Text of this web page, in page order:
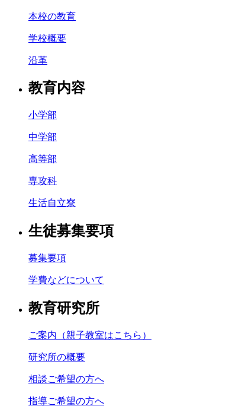
本校の教育
学校概要
沿革
教育内容
小学部
中学部
高等部
専攻科
生活自立寮
生徒募集要項
募集要項
学費などについて
教育研究所
ご案内（親子教室はこちら）
研究所の概要
相談ご希望の方へ
指導ご希望の方へ